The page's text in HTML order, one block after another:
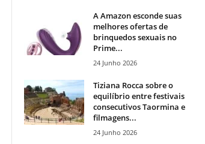
A Amazon esconde suas
melhores ofertas de
brinquedos sexuais no
Prime...
24 Junho 2026
Tiziana Rocca sobre o
equilíbrio entre festivais
consecutivos Taormina e
filmagens...
24 Junho 2026